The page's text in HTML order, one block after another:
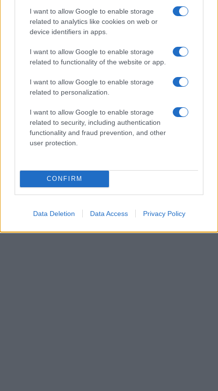
I want to allow Google to enable storage
related to analytics like cookies on web or
device identifiers in apps.
I want to allow Google to enable storage
related to functionality of the website or app.
I want to allow Google to enable storage
related to personalization.
I want to allow Google to enable storage
related to security, including authentication
functionality and fraud prevention, and other
user protection.
CONFIRM
Data Deletion Data Access Privacy Policy